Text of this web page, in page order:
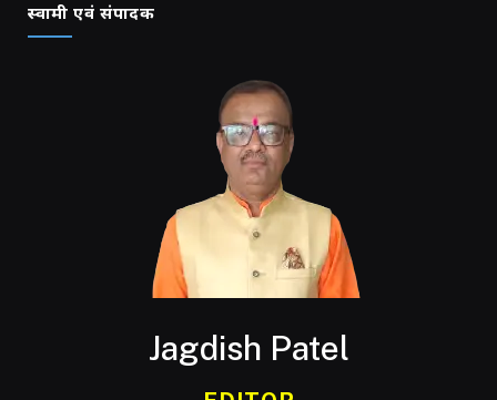
स्वामी एवं संपादक
Jagdish Patel